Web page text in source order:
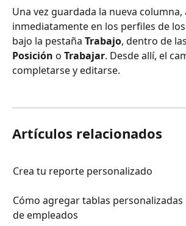
Una vez guardada la nueva columna,
inmediatamente en los perfiles de
bajo la pestaña Trabajo, dentro de
Posición o Trabajar. Desde allí, el
completarse y editarse.
Artículos relacionados
Crea tu reporte personalizado
Cómo agregar tablas
de empleados